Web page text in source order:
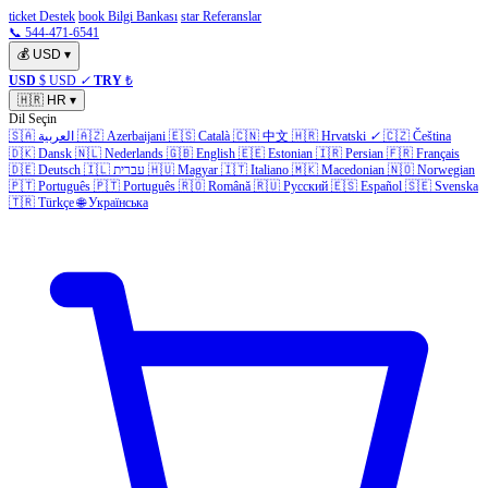
ticket Destek book Bilgi Bankası star Referanslar
📞 544-471-6541
💰 USD ▾
USD $ USD ✓ TRY ₺
🇭🇷 HR ▾
Dil Seçin
🇸🇦 العربية 🇦🇿 Azerbaijani 🇪🇸 Català 🇨🇳 中文 🇭🇷 Hrvatski ✓ 🇨🇿 Čeština
🇩🇰 Dansk 🇳🇱 Nederlands 🇬🇧 English 🇪🇪 Estonian 🇮🇷 Persian 🇫🇷 Français
🇩🇪 Deutsch 🇮🇱 עברית 🇭🇺 Magyar 🇮🇹 Italiano 🇲🇰 Macedonian 🇳🇴 Norwegian
🇵🇹 Português 🇵🇹 Português 🇷🇴 Română 🇷🇺 Русский 🇪🇸 Español 🇸🇪 Svenska
🇹🇷 Türkçe 🌐 Українська